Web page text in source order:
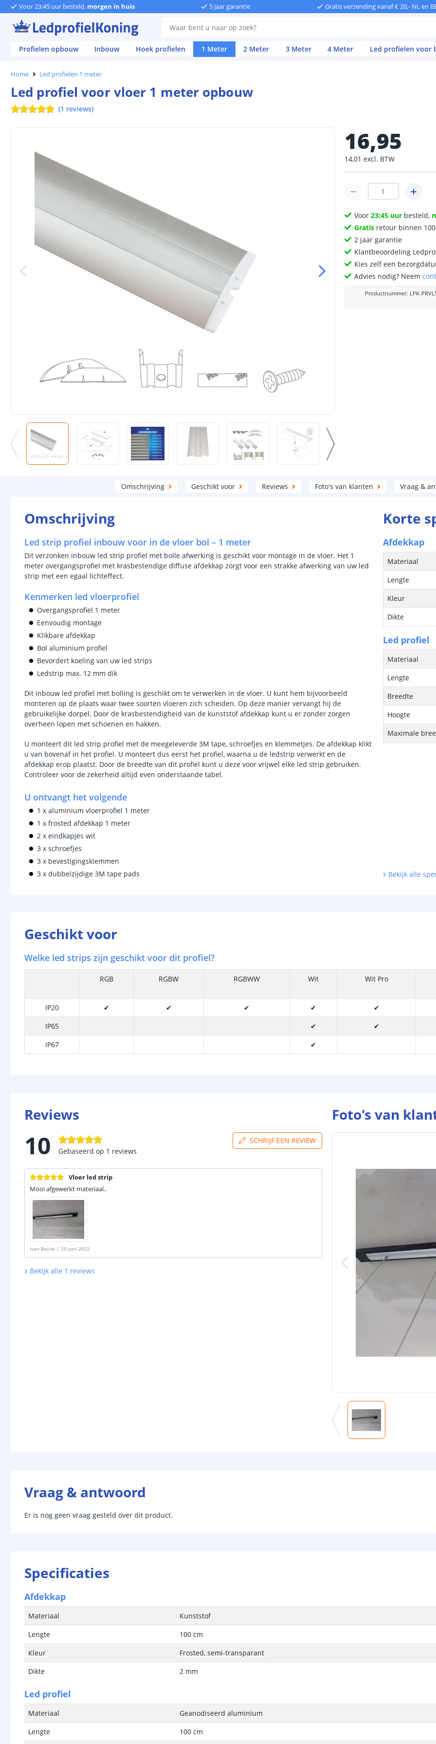
Voor 23:45 uur besteld, morgen in huis 5 jaar garantie Gratis verzending vanaf € 20,- NL en
Profielen opbouw Inbouw Hoek profielen 1 Meter 2 Meter 3 Meter 4 Meter Led profielen voor
Home Led profielen 1 meter
Led profiel voor vloer 1 meter opbouw
(1 reviews)
16,95
14,01 excl. BTW
Voor23:45 uur besteld,
Gratis retour binnen
2 jaar garantie
Klantbeoordeling
Kies zelf een
Advies nodig? Neem
Productnummer: LPK-
Omschrijving Geschikt voor Reviews Foto's van klanten Vraag &
Omschrijving
Led strip profiel inbouw voor in de vloer bol – 1 meter
Dit verzonken inbouw led strip profiel met bolle afwerking is geschikt voor montage in de vloer. Het 1
meter overgangsprofiel met krasbestendige diffuse afdekkap zorgt voor een strakke afwerking van uw led
strip met een egaal lichteffect.
Kenmerken led vloerprofiel
Overgangsprofiel 1 meter
Eenvoudig montage
Klikbare afdekkap
Bol aluminium profiel
Bevordert koeling van uw led strips
Ledstrip max. 12 mm dik
Dit inbouw led profiel met bolling is geschikt om te verwerken in de vloer. U kunt hem bijvoorbeeld
monteren op de plaats waar twee soorten vloeren zich scheiden. Op deze manier vervangt hij de
gebruikelijke dorpel. Door de krasbestendigheid van de kunststof afdekkap kunt u er zonder zorgen
overheen lopen met schoenen en hakken.
U monteert dit led strip profiel met de meegeleverde 3M tape, schroefjes en klemmetjes. De afdekkap klikt
u van bovenaf in het profiel. U monteert dus eerst het profiel, waarna u de ledstrip verwerkt en de
afdekkap erop plaatst. Door de breedte van dit profiel kunt u deze voor vrijwel elke led strip gebruiken.
Controleer voor de zekerheid altijd even onderstaande tabel.
U ontvangt het volgende
1 x aluminium vloerprofiel 1 meter
1 x frosted afdekkap 1 meter
2 x eindkapjes wit
3 x schroefjes
3 x bevestigingsklemmen
3 x dubbelzijdige 3M tape pads
Korte
Afdekkap
Materiaal
Lengte
Kleur
Dikte
Led profiel
Materiaal
Lengte
Breedte
Hoogte
Maximale
Bekijk alle
Geschikt voor
Welke led strips zijn geschikt voor dit profiel?
RGB RGBW RGBWW Wit Wit Pro
IP20 ✔ ✔ ✔ ✔
✔
IP65
✔
✔
IP67
✔
Reviews
10 Gebaseerd op 1 reviews
SCHRIJF EEN REVIEW
Vloer led strip
Mooi afgewerkt materiaal..
Ivan Basile | 20 juni 2022
Bekijk alle 1 reviews
Foto's van
Vraag & antwoord
Er is nog geen vraag gesteld over dit product.
Specificaties
Afdekkap
Materiaal
Kunststof
Lengte
100 cm
Kleur
Frosted, semi-transparant
Dikte
2 mm
Led profiel
Materiaal
Geanodiseerd aluminium
Lengte
100 cm